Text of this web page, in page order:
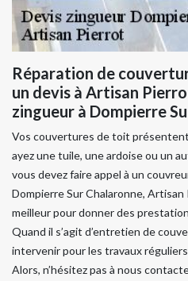
Réparation de
un devis à Artisan
zingueur à Dompierre
Vos couvertures de toit
ayez une tuile, une ardoise ou un
vous devez faire appel à un
Dompierre Sur Chalaronne,
meilleur pour donner des
Quand il s’agit d’entretien de
intervenir pour les travaux
Alors, n’hésitez pas à nous